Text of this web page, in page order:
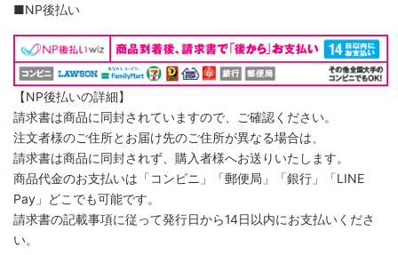
■NP後払い
【NP後払いの詳細】
請求書は商品に同封されていますので、ご確認ください。
注文者様のご住所とお届け先のご住所が異なる場合は、
請求書は商品に同封されず、購入者様へお送りいたします。
商品代金のお支払いは「コンビニ」「郵便局」「銀行」「LINE
Pay」どこでも可能です。
請求書の記載事項に従って発行日から14日以内にお支払いくださ
い。